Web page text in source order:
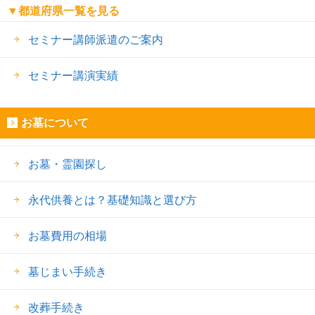
▼都道府県一覧を見る
セミナー講師派遣のご案内
セミナー講演実績
お墓について
お墓・霊園探し
永代供養とは？基礎知識と選び方
お墓費用の相場
墓じまい手続き
改葬手続き